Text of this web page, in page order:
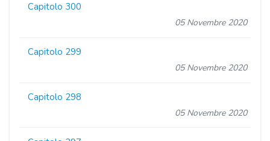
Capitolo 300
05 Novembre 2020
Capitolo 299
05 Novembre 2020
Capitolo 298
05 Novembre 2020